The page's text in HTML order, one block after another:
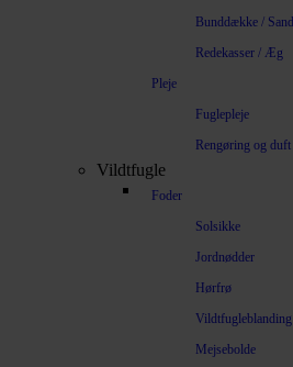
Bunddække / Sand
Redekasser / Æg
Pleje
Fuglepleje
Rengøring og duft
Vildtfugle
Foder
Solsikke
Jordnødder
Hørfrø
Vildtfugleblanding
Mejsebolde